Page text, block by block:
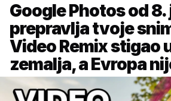
Google Photos od
prepravlja tvoje
Video Remix stigao
zemalja, a Evropa